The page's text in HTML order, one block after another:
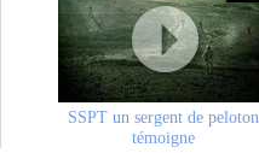
SSPT un sergent de peloton
témoigne